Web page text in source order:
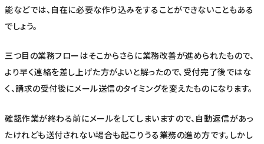
能などでは、自在に必要な作り込みをすることができないこともある
でしょう。
三つ目の業務フローはそこからさらに業務改善が進められたもので、
より早く連絡を差し上げた方がよいと解ったので、受付完了後ではな
く、請求の受付後にメール送信のタイミングを変えたものになります。
確認作業が終わる前にメールをしてしまいますので、自動返信があっ
たけれども送付されない場合も起こりうる業務の進め方です。しかし